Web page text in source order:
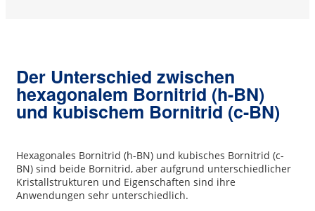
Der Unterschied zwischen
hexagonalem Bornitrid (h-BN)
und kubischem Bornitrid (c-BN)
Hexagonales Bornitrid (h-BN) und kubisches Bornitrid (c-
BN) sind beide Bornitrid, aber aufgrund unterschiedlicher
Kristallstrukturen und Eigenschaften sind ihre
Anwendungen sehr unterschiedlich.